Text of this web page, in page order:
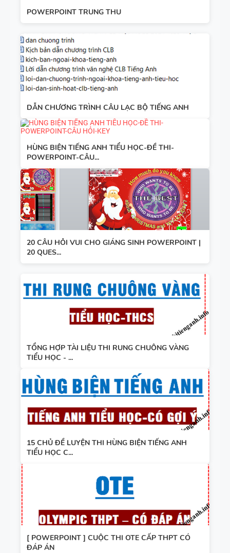
POWERPOINT TRUNG THU
DẪN CHƯƠNG TRÌNH CÂU LẠC BỘ TIẾNG ANH
HÙNG BIỆN TIẾNG ANH TIỂU HỌC-ĐỀ THI-
POWERPOINT-CÂU...
20 CÂU HỎI VUI CHO GIÁNG SINH POWERPOINT |
20 QUES...
TỔNG HỢP TÀI LIỆU THI RUNG CHUÔNG VÀNG
TIỂU HỌC - ...
15 CHỦ ĐỀ LUYỆN THI HÙNG BIỆN TIẾNG ANH
TIỂU HỌC C...
[ POWERPOINT ] CUỘC THI OTE CẤP THPT CÓ
ĐÁP ÁN